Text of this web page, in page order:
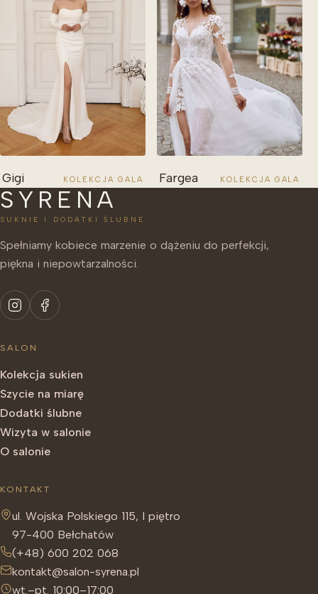
Gigi KOLEKCJA GALA Fargea KOLEKCJA GALA
SYRENA
SUKNIE I DODATKI ŚLUBNE
Spełniamy kobiece marzenie o dążeniu do perfekcji,
piękna i niepowtarzalności.
SALON
Kolekcja sukien
Szycie na miarę
Dodatki ślubne
Wizyta w salonie
O salonie
KONTAKT
ul. Wojska Polskiego 115, I piętro
97-400 Bełchatów
(+48) 600 202 068
kontakt@salon-syrena.pl
wt.–pt. 10:00–17:00